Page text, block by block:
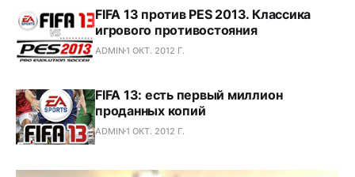
FIFA 13 против PES 2013. Классика
игрового противостояния
ADMIN1 ОКТ. 2012 Г.
FIFA 13: есть первый миллион
проданных копий
ADMIN1 ОКТ. 2012 Г.